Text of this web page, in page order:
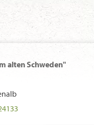
alten Schweden"